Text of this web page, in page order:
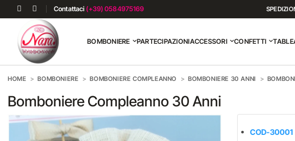
Contattaci (+39) 0584975169
BOMBONIERE PARTECIPAZIONIACCESSORI CONFETTI
HOME BOMBONIERE BOMBONIERE COMPLEANNO BOMBONIERE 30 ANNI
Bomboniere Compleanno 30 Anni
COD-30001